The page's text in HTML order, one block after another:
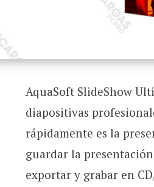
AquaSoft SlideShow
diapositivas
rápidamente es la
guardar la
exportar y grabar en